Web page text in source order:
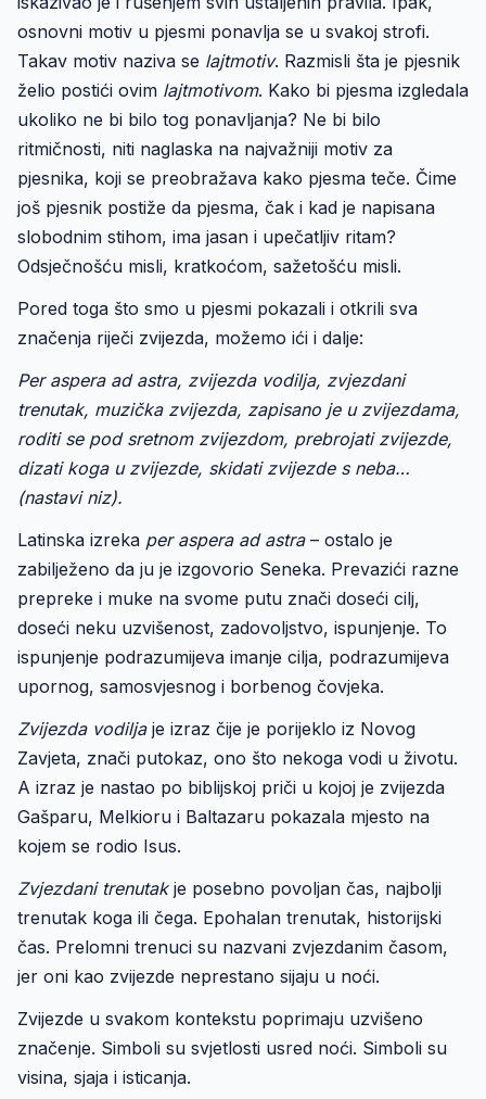
osnovni motiv u pjesmi ponavlja se u svakoj strofi.
Takav motiv naziva se lajtmotiv. Razmisli šta je pjesnik
želio postići ovim lajtmotivom. Kako bi pjesma izgledala
ukoliko ne bi bilo tog ponavljanja? Ne bi bilo
ritmičnosti, niti naglaska na najvažniji motiv za
pjesnika, koji se preobražava kako pjesma teče. Čime
još pjesnik postiže da pjesma, čak i kad je napisana
slobodnim stihom, ima jasan i upečatljiv ritam?
Odsječnošću misli, kratkoćom, sažetošću misli.
Pored toga što smo u pjesmi pokazali i otkrili sva
značenja riječi zvijezda, možemo ići i dalje:
Per aspera ad astra, zvijezda vodilja, zvjezdani
trenutak, muzička zvijezda, zapisano je u zvijezdama,
roditi se pod sretnom zvijezdom, prebrojati zvijezde,
dizati koga u zvijezde, skidati zvijezde s neba…
(nastavi niz).
Latinska izreka per aspera ad astra – ostalo je
zabilježeno da ju je izgovorio Seneka. Prevazići razne
prepreke i muke na svome putu znači doseći cilj,
doseći neku uzvišenost, zadovoljstvo, ispunjenje. To
ispunjenje podrazumijeva imanje cilja, podrazumijeva
upornog, samosvjesnog i borbenog čovjeka.
Zvijezda vodiljaje izraz čije je porijeklo iz Novog
Zavjeta, znači putokaz, ono što nekoga vodi u životu.
A izraz je nastao po biblijskoj priči u kojoj je zvijezda
Gašparu, Melkioru i Baltazaru pokazala mjesto na
kojem se rodio Isus.
Zvjezdani trenutakje posebno povoljan čas, najbolji
trenutak koga ili čega. Epohalan trenutak, historijski
čas. Prelomni trenuci su nazvani zvjezdanim časom,
jer oni kao zvijezde neprestano sijaju u noći.
Zvijezde u svakom kontekstu poprimaju uzvišeno
značenje. Simboli su svjetlosti usred noći. Simboli su
visina, sjaja i isticanja.